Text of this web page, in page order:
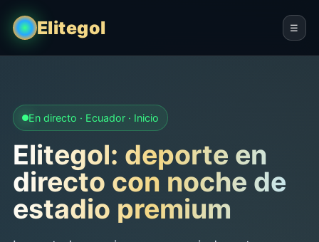
Elitegol ☰
En directo · Ecuador · Inicio
Elitegol: deporte en
directo con noche de
estadio premium